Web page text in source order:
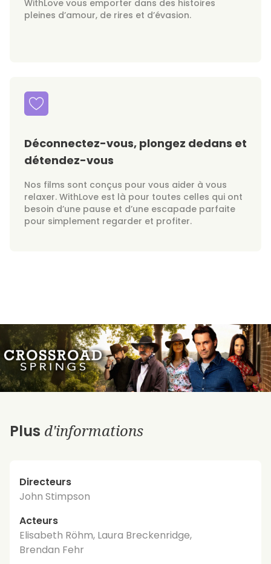
WithLove vous emporter dans des histoires
pleines d’amour, de rires et d’évasion.
Déconnectez-vous, plongez dedans et
détendez-vous
Nos films sont conçus pour vous aider à vous
relaxer. WithLove est là pour toutes celles qui ont
besoin d’une pause et d’une escapade parfaite
pour simplement regarder et profiter.
Plus d'informations
Directeurs
John Stimpson
Acteurs
Elisabeth Röhm, Laura Breckenridge,
Brendan Fehr